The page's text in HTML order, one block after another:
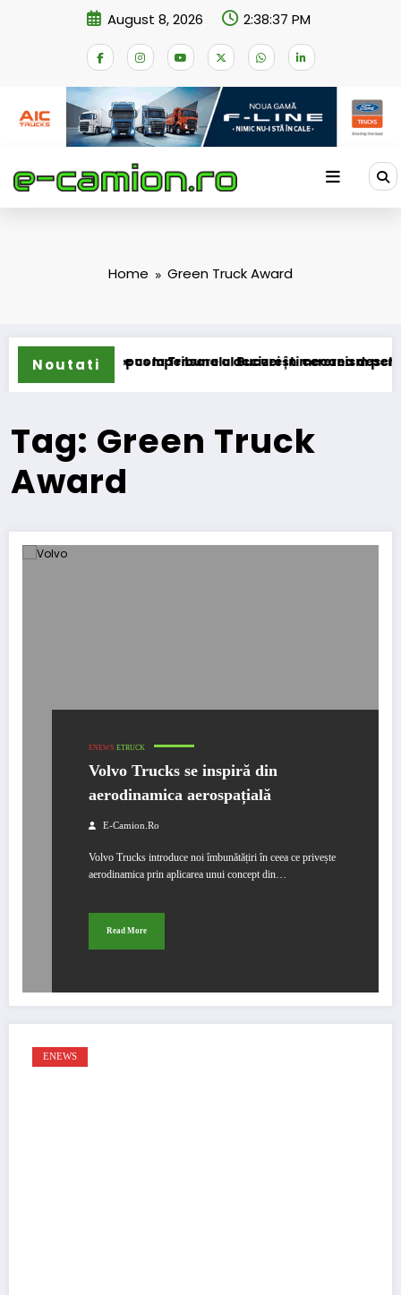
August 8, 2026 2:38:38 PM
Home Green Truck Award
Noutati
de compensare a accizei în mecanism permanent
STB a depus la Tribunalul București cererea deschiderii
Tag: Green Truck
Award
ENEWS ETRUCK
Volvo Trucks se inspiră din
aerodinamica aerospațială
E-Camion.ro
Volvo Trucks introduce noi îmbunătățiri în ceea ce privește
aerodinamica prin aplicarea unui concept din…
Read More
ENEWS